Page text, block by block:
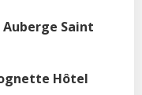
Auberge Saint
Hôtel